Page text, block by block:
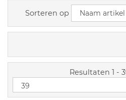
Sorteren op
Resultaten 1 -